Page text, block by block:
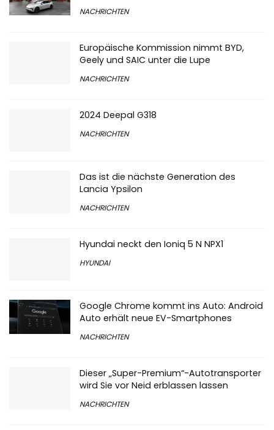
NACHRICHTEN
Europäische Kommission nimmt BYD,
Geely und SAIC unter die Lupe
NACHRICHTEN
2024 Deepal G318
NACHRICHTEN
Das ist die nächste Generation des
Lancia Ypsilon
NACHRICHTEN
Hyundai neckt den Ioniq 5 N NPX1
HYUNDAI
Google Chrome kommt ins Auto: Android
Auto erhält neue EV-Smartphones
NACHRICHTEN
Dieser „Super-Premium“-Autotransporter
wird Sie vor Neid erblassen lassen
NACHRICHTEN